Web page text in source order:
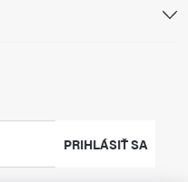
PRIHLÁSIŤ SA